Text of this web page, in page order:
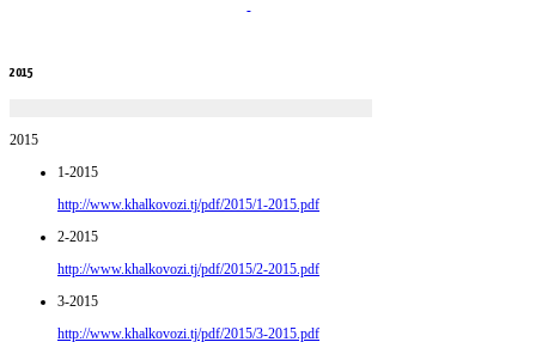
2015
2015
1-2015
http://www.khalkovozi.tj/pdf/2015/1-2015.pdf
2-2015
http://www.khalkovozi.tj/pdf/2015/2-2015.pdf
3-2015
http://www.khalkovozi.tj/pdf/2015/3-2015.pdf